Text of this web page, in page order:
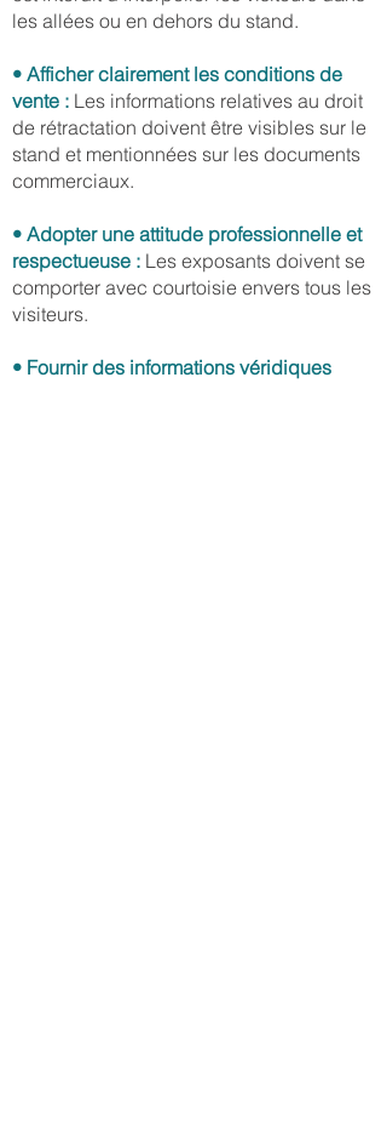
les allées ou en dehors du stand.
• Afficher clairement les conditions de
vente : Les informations relatives au droit
de rétractation doivent être visibles sur le
stand et mentionnées sur les documents
commerciaux.
• Adopter une attitude professionnelle et
respectueuse : Les exposants doivent se
comporter avec courtoisie envers tous les
visiteurs.
• Fournir des informations véridiques